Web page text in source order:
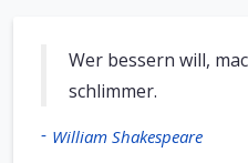
Wer bessern will,
schlimmer.
- William Shakespeare